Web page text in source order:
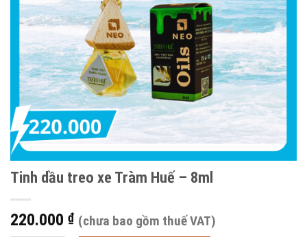
Tinh dầu treo xe Tràm Huế – 8ml
220.000 ₫ (chưa bao gồm thuế VAT)